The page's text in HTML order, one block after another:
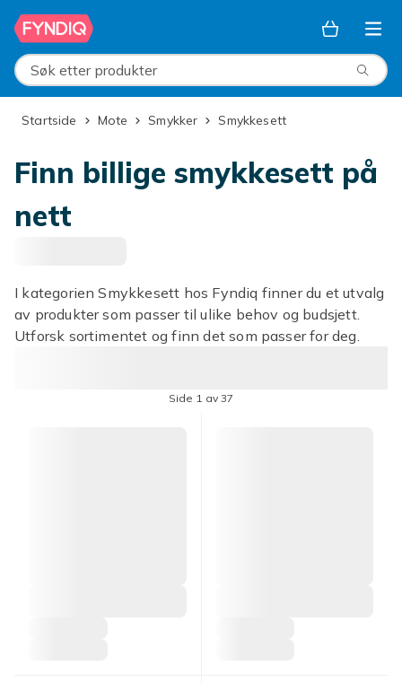
Hopp til hovedinnhold
Søk etter produkter
Startside Mote Smykker Smykkesett
Finn billige smykkesett på
nett
I kategorien Smykkesett hos Fyndiq finner du et utvalg
av produkter som passer til ulike behov og budsjett.
Utforsk sortimentet og finn det som passer for deg.
Side 1 av 37